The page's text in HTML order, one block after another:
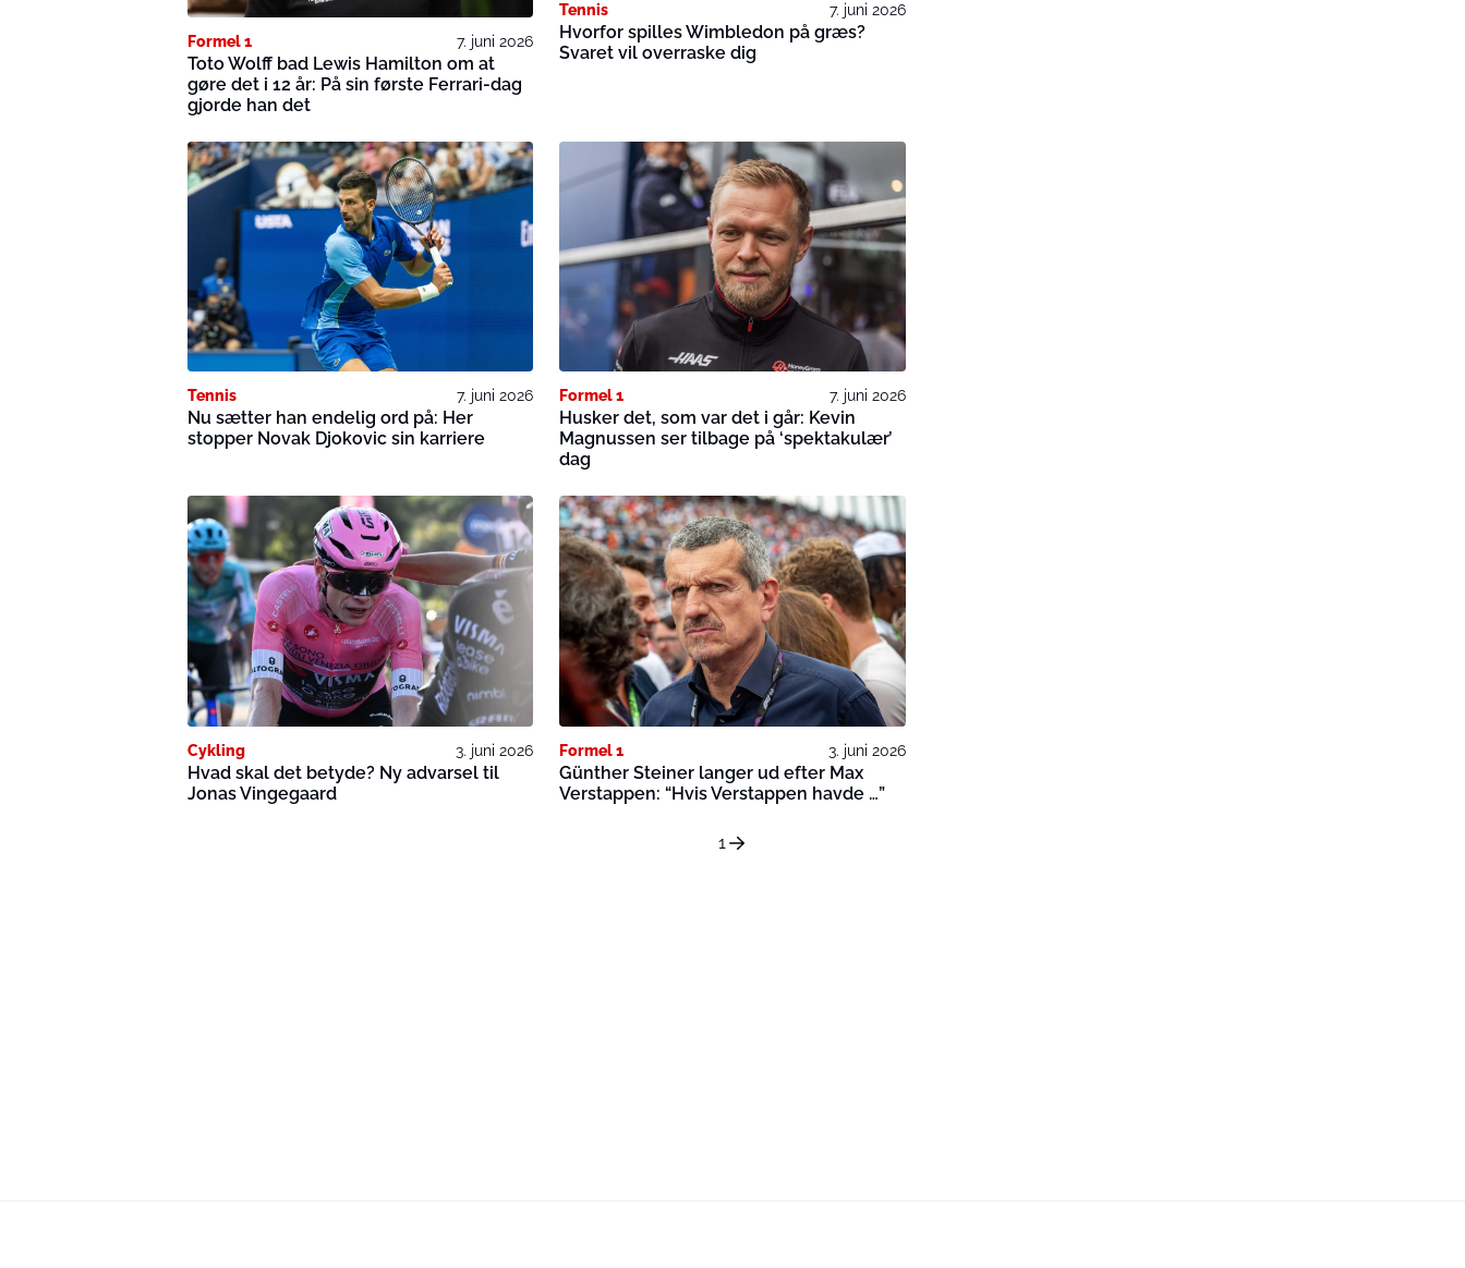
Formel 1 7. juni 2026
Toto Wolff bad Lewis Hamilton om at
gøre det i 12 år: På sin første Ferrari-dag
gjorde han det
Tennis 7. juni 2026
Hvorfor spilles Wimbledon på græs?
Svaret vil overraske dig
Tennis 7. juni 2026
Nu sætter han endelig ord på: Her
stopper Novak Djokovic sin karriere
Formel 1 7. juni 2026
Husker det, som var det i går: Kevin
Magnussen ser tilbage på ‘spektakulær’
dag
Cykling 3. juni 2026
Hvad skal det betyde? Ny advarsel til
Jonas Vingegaard
Formel 1 3. juni 2026
Günther Steiner langer ud efter Max
Verstappen: “Hvis Verstappen havde …”
1